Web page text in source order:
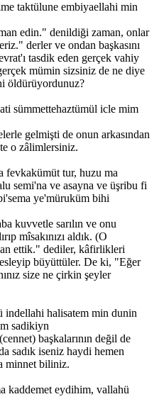
taktülune embiyaellahi min
edin." denildiği zaman, onlar
derler ve ondan başkasını
tasdik eden gerçek vahiy
mümin sizsiniz de ne diye
öldürüyordunuz?
sümmettehaztümül icle mim
gelmişti de onun arkasından
o zâlimlersiniz.
fevkakümüt tur, huzu ma
semi'na ve asayna ve üşribu fi
ye'müruküm bihi
kuvvetle sarılın ve onu
mîsakınızı aldık. (O
ettik." dediler, kâfirlikleri
büyüttüler. De ki, "Eğer
size ne çirkin şeyler
halisatem min dunin
sadikiyn
başkalarının değil de
sadık iseniz haydi hemen
minnet biliniz.
kaddemet eydihim, vallahü